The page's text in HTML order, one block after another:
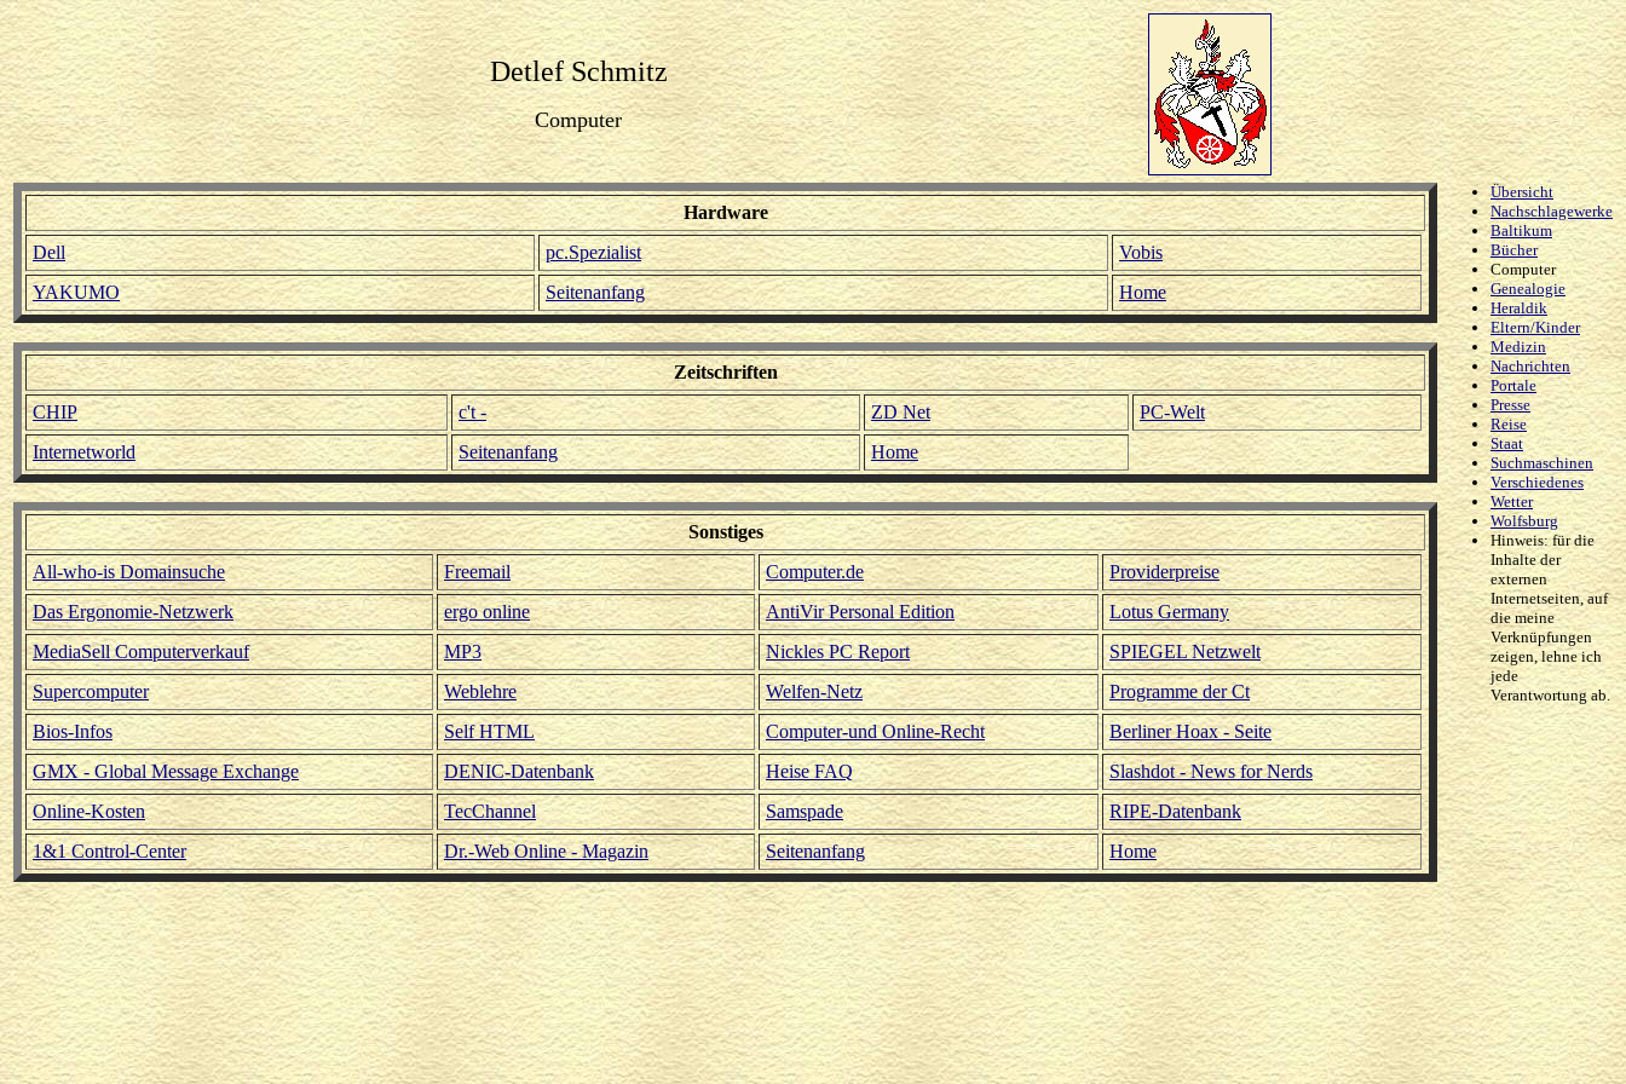
Detlef Schmitz
Computer
Hardware
Dell
pc.Spezialist
Vobis
YAKUMO
Seitenanfang Home
Zeitschriften
CHIP
c't - ZD Net
PC-Welt
Internetworld
Seitenanfang Home
Sonstiges
All-who-is Domainsuche
Freemail Computer.de
Providerpreise
Das Ergonomie-Netzwerk
ergo online AntiVir Personal Edition
Lotus Germany
MediaSell Computerverkauf
MP3 Nickles PC Report
SPIEGEL Netzwelt
Supercomputer
Weblehre Welfen-Netz
Programme der Ct
Bios-Infos
Self HTML Computer-und Online-Recht
Berliner Hoax - Seite
GMX - Global Message Exchange
DENIC-Datenbank Heise FAQ
Slashdot - News for Nerds
Online-Kosten
TecChannel Samspade
RIPE-Datenbank
1&1 Control-Center
Dr.-Web Online - Magazin Seitenanfang Home
Übersicht
Nachschlagewerke
Baltikum
Bücher
Computer
Genealogie
Heraldik
Eltern/Kinder
Medizin
Nachrichten
Portale
Presse
Reise
Staat
Suchmaschinen
Verschiedenes
Wetter
Wolfsburg
Hinweis: für die
Inhalte der
externen
Internetseiten, auf
die meine
Verknüpfungen
zeigen, lehne ich
jede
Verantwortung ab.